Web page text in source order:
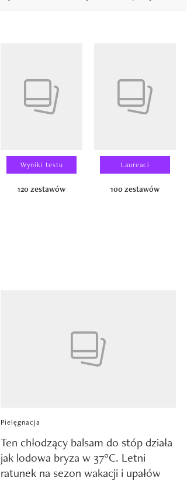
Wyniki testu
120 zestawów
Laureaci
100 zestawów
Pielęgnacja
Ten chłodzący balsam do stóp działa
jak lodowa bryza w 37°C. Letni
ratunek na sezon wakacji i upałów